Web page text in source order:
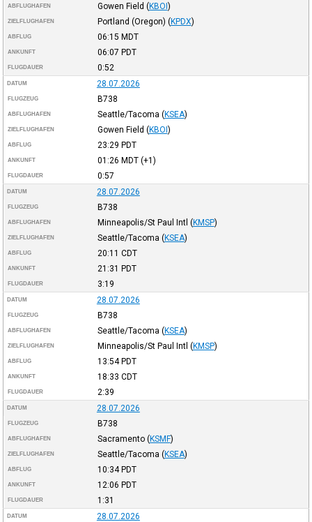
ABFLUGHAFEN Gowen Field (KBOI)
ZIELFLUGHAFEN Portland (Oregon) (KPDX)
ABFLUG 06:15 MDT
ANKUNFT 06:07 PDT
FLUGDAUER 0:52
DATUM 28.07.2026
FLUGZEUG B738
ABFLUGHAFEN Seattle/Tacoma (KSEA)
ZIELFLUGHAFEN Gowen Field (KBOI)
ABFLUG 23:29 PDT
ANKUNFT 01:26 MDT(+1)
FLUGDAUER 0:57
DATUM 28.07.2026
FLUGZEUG B738
ABFLUGHAFEN Minneapolis/St Paul Intl (KMSP)
ZIELFLUGHAFEN Seattle/Tacoma (KSEA)
ABFLUG 20:11 CDT
ANKUNFT 21:31 PDT
FLUGDAUER 3:19
DATUM 28.07.2026
FLUGZEUG B738
ABFLUGHAFEN Seattle/Tacoma (KSEA)
ZIELFLUGHAFEN Minneapolis/St Paul Intl (KMSP)
ABFLUG 13:54PDT
ANKUNFT 18:33 CDT
FLUGDAUER 2:39
DATUM 28.07.2026
FLUGZEUG B738
ABFLUGHAFEN Sacramento (KSMF)
ZIELFLUGHAFEN Seattle/Tacoma (KSEA)
ABFLUG 10:34PDT
ANKUNFT 12:06 PDT
FLUGDAUER 1:31
DATUM 28.07.2026